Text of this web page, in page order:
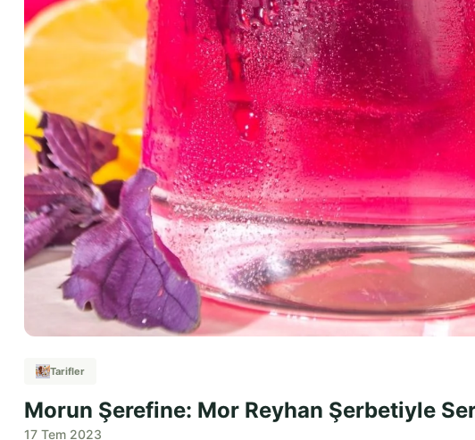
Tarifler
Morun Şerefine: Mor Reyhan Şerbetiyle
17 Tem 2023